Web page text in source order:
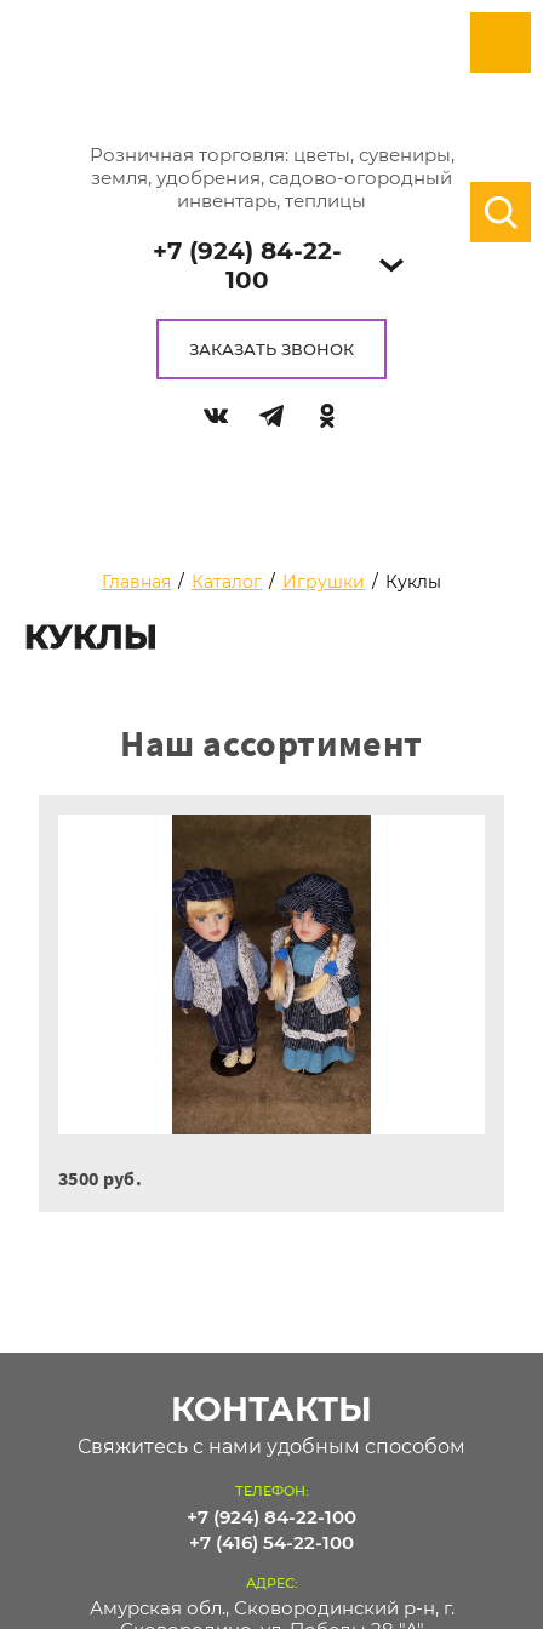
Розничная торговля: цветы, сувениры,
земля, удобрения, садово-огородный
инвентарь, теплицы
+7 (924) 84-22-
100
ЗАКАЗАТЬ ЗВОНОК
Главная / Каталог / Игрушки / Куклы
КУКЛЫ
Наш ассортимент
3500 руб.
КОНТАКТЫ
Свяжитесь с нами удобным способом
ТЕЛЕФОН:
+7 (924) 84-22-100
+7 (416) 54-22-100
Амурская обл., Сковородинский р-н, г.
АДРЕС: